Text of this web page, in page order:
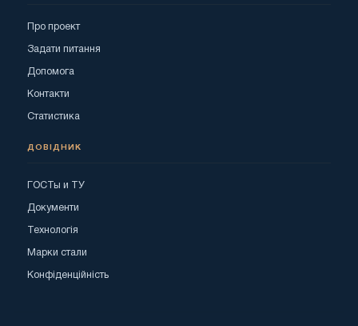
Про проект
Задати питання
Допомога
Контакти
Статистика
ДОВІДНИК
ГОСТы и ТУ
Документи
Технологія
Марки стали
Конфіденційність